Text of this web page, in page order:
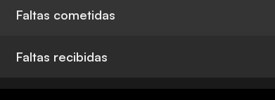
Faltas cometidas
Faltas recibidas